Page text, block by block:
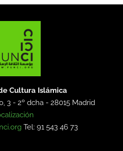
Cultura Islámica
3 - 2º dcha -28015 Madrid
Tel: 91 543 46 73